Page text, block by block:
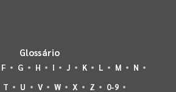
Glossário
F G H I J K L M
N
T U V W X Z 0-9